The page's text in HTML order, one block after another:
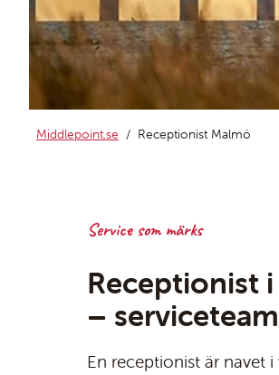
Middlepoint.se Receptionist Malmö
Service som märks
Receptionist
–
En receptionist är navet